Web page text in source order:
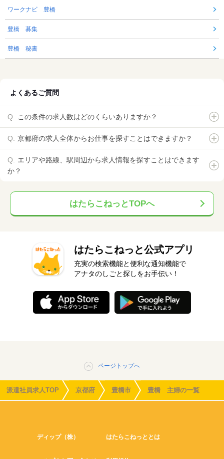
ワークナビ 豊橋
豊橋 募集
豊橋 秘書
よくあるご質問
この条件の求人数はどのくらいありますか？
京都府の求人全体からお仕事を探すことはできますか？
エリアや路線、駅周辺から求人情報を探すことはできます
か？
はたらこねっとTOPへ
はたらこねっと公式アプリ
充実の検索機能と便利な通知機能で
アナタのしごと探しをお手伝い！
ページトップへ
派遣社員求人TOP 京都府 豊橋市 豊橋 主婦の一覧
ディップ（株） はたらこねっととは